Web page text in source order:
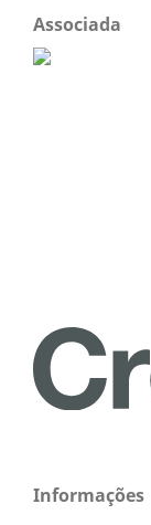
Associada
Informações